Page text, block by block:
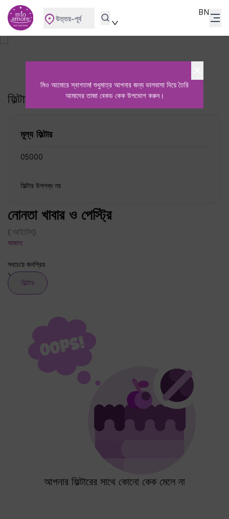
মিও আমোরে স্বাগতম! শুধুমাত্র আপনার জন্য ভালবাসা দিয়ে তৈরি
আমাদের তাজা বেকড কেক উপভোগ করুন।
উত্তর-পূর্ব
BN
হোম নোনতা খাবার ও পেস্ট্রি
ফিল্টার
মূল্য ফিল্টার
₹0₹5000
ফিল্টার উপলব্ধ নয়
নোনতা খাবার ও পেস্ট্রি
( আইটেম)
সাজান:
সবচেয়ে জনপ্রিয়
ফিল্টার
আপনার ফিল্টারের সাথে কোনো কেক মেলে না